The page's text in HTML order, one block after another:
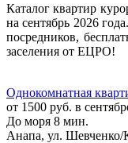
Каталог квартир
на сентябрь 2026
посредников,
заселения от ЕЦРО!
Однокомнатная
от 1500 руб. в
До моря 8 мин.
Анапа, ул. Шевченко/